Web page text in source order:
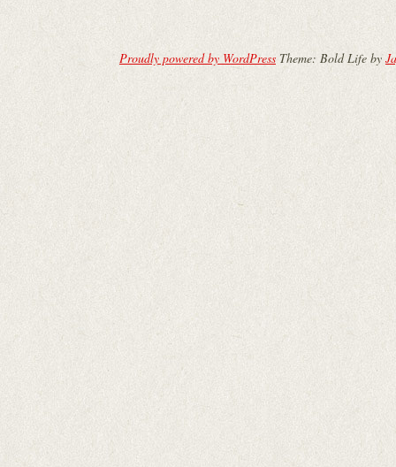
Proudly powered by WordPress Theme: Bold Life by